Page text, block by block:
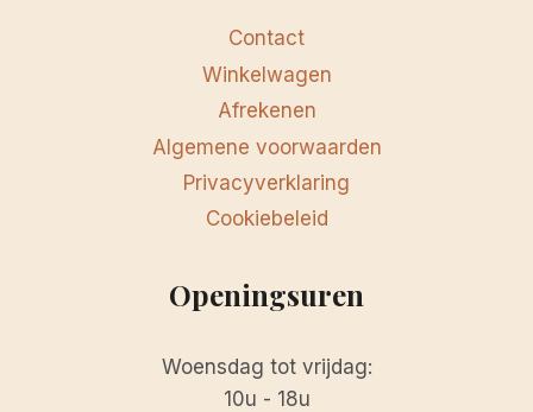
Contact
Winkelwagen
Afrekenen
Algemene voorwaarden
Privacyverklaring
Cookiebeleid
Openingsuren
Woensdag tot vrijdag:
10u - 18u